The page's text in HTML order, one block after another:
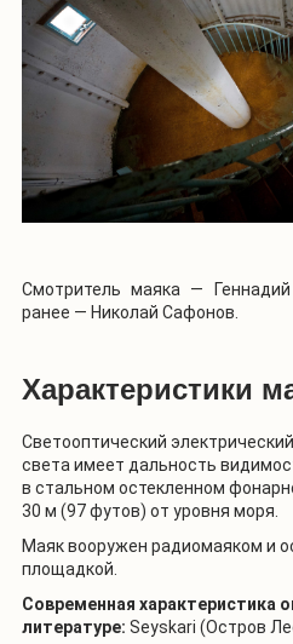
Смотритель маяка —
ранее — Николай Сафонов.
Характеристики
Светооптический
света имеет дальность
в стальном остекленном
30 м (97 футов) от уровня моря.
Маяк вооружен радиомаяком и
площадкой.
Современная характеристика
литературе: Seyskari (Остров